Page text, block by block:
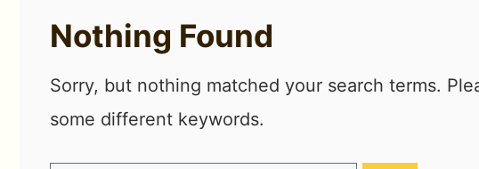
Nothing Found
Sorry, but nothing matched your search terms.
some different keywords.